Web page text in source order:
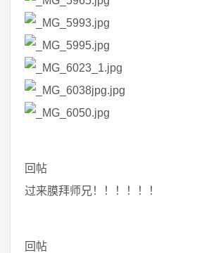
回帖
过来膜拜师兄！！！！！！
回帖